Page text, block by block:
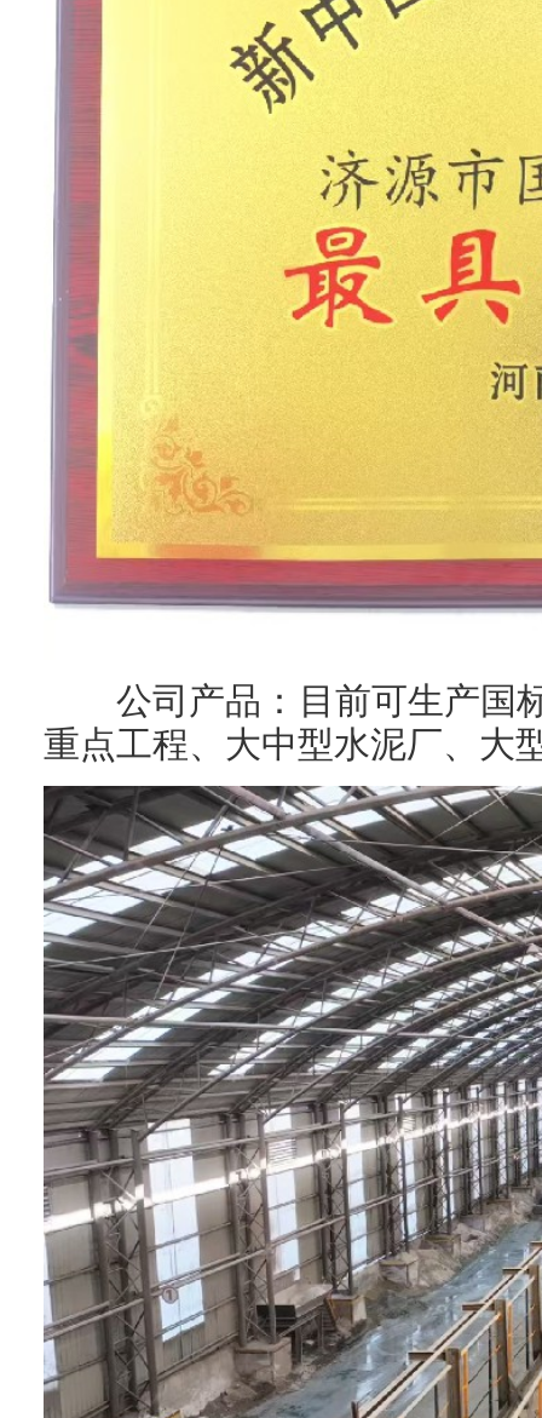
公司产品：目前可生产国
重点工程、大中型水泥厂、大